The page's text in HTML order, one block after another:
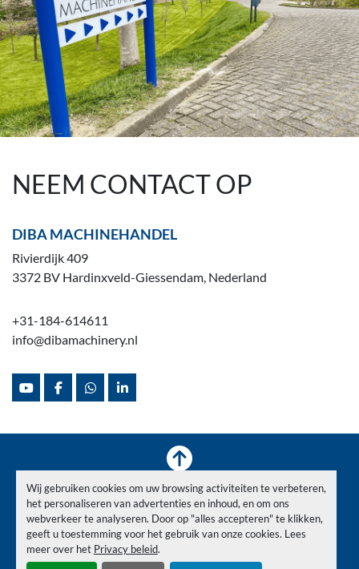
Wij gebruiken cookies om uw browsing activiteiten te verbeteren,
het personaliseren van advertenties en inhoud, en om ons
webverkeer te analyseren. Door op "alles accepteren" te klikken,
geeft u toestemming voor het gebruik van onze cookies. Lees
meer over het Privacy beleid.
NEEM CONTACT OP
DIBA MACHINEHANDEL
Rivierdijk 409
3372 BV Hardinxveld-Giessendam, Nederland
+31-184-614611
info@dibamachinery.nl
youtubefacebookwhatsapplinkedin
Cookies beheren
Voorraad Verkocht Nieuws Over ons
Contact
Privacy Policy